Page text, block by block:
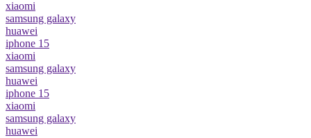
xiaomi
samsung galaxy
huawei
iphone 15
xiaomi
samsung galaxy
huawei
iphone 15
xiaomi
samsung galaxy
huawei